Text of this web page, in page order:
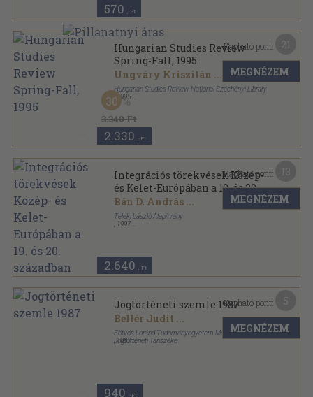
570 ,-Ft
Hungarian Studies Review
Spring-Fall, 1995
Ungváry Kriszitán ...
Hungarian Studies Review-National Széchényi Library
, 1995
Ragasztott papírkötés
Hungarian Studies Review sorozat
3.340 Ft
30
2.330 ,-Ft
Kapható pont:
MEGNÉZEM
Integrációs törekvések Közép-
és Kelet-Európában a 19. és 20.
században
Bán D. András ...
Teleki László Alapítvány
1997
2.640 ,-Ft
Kapható pont:
MEGNÉZEM
Jogtörténeti szemle 1987
Bellér Judit ...
Eötvös Loránd Tudományegyetem Magyar Állam- és
Jogtörténeti Tanszéke
,1987
940 ,-Ft
Kapható pont:
MEGNÉZEM